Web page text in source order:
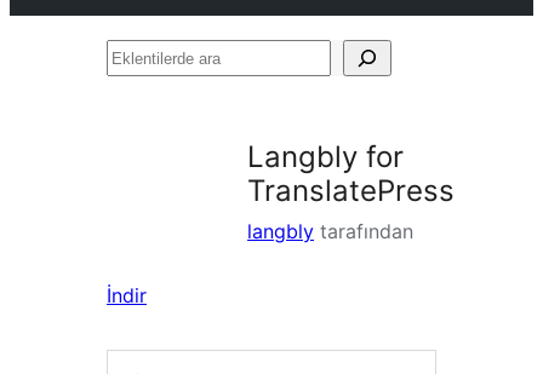
Eklentilerde
Langbly for
TranslatePress
langbly tarafından
İndir